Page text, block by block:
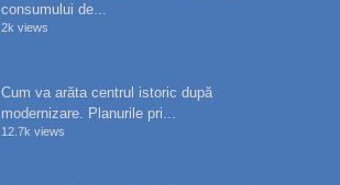
consumului de...
2k views
Cum va arăta centrul istoric după
modernizare. Planurile pri...
12.7k views